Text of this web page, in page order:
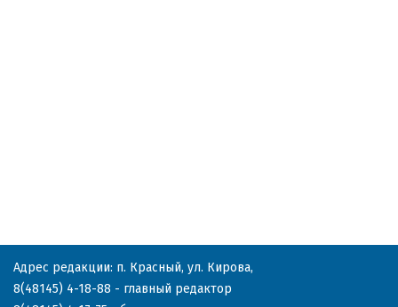
Адрес редакции: п. Красный, ул. Кирова,
8(48145) 4-18-88 - главный редактор